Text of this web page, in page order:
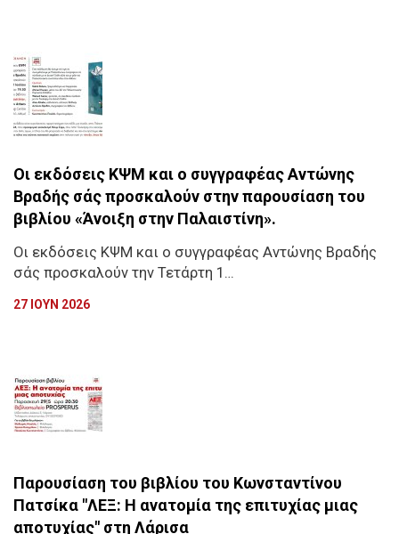
Οι εκδόσεις ΚΨΜ και ο συγγραφέας Αντώνης
Βραδής σάς προσκαλούν στην παρουσίαση του
βιβλίου «Άνοιξη στην Παλαιστίνη».
Οι εκδόσεις ΚΨΜ και ο συγγραφέας Αντώνης Βραδής
σάς προσκαλούν την Τετάρτη 1…
27 ΙΟΥΝ 2026
Παρουσίαση του βιβλίου του Κωνσταντίνου
Πατσίκα "ΛΕΞ: Η ανατομία της επιτυχίας μιας
αποτυχίας" στη Λάρισα